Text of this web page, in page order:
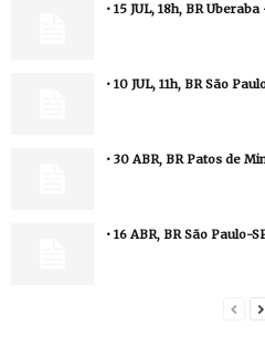
• 15 JUL, 18h, BR
• 10 JUL, 11h, BR São
• 30 ABR, BR Patos de
• 16 ABR, BR São Paulo-